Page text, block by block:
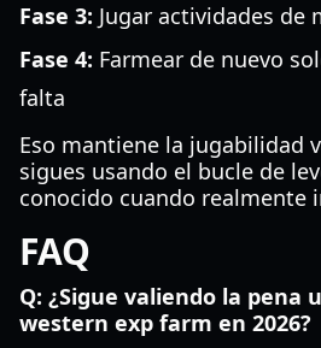
Fase 3: Jugar actividades de
Fase 4: Farmear de nuevo
falta
Eso mantiene la jugabilidad
sigues usando el bucle de
conocido cuando realmente
FAQ
Q: ¿Sigue valiendo la pena
western exp farm en 2026?